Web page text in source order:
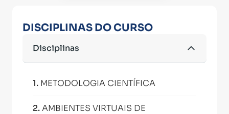
DISCIPLINAS DO CURSO
Disciplinas
1. METODOLOGIA CIENTÍFICA
2.AMBIENTES VIRTUAIS DE